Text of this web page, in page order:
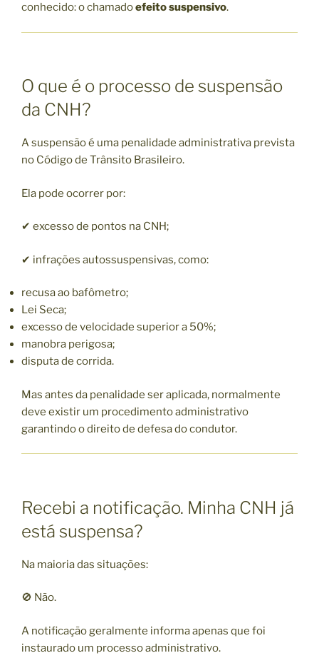
conhecido: o chamadoefeito suspensivo.
O que é o processo de suspensão
da CNH?
A suspensão é uma penalidade administrativa prevista
no Código de Trânsito Brasileiro.
Ela pode ocorrer por:
✔ excesso de pontos na CNH;
✔ infrações autossuspensivas, como:
recusa ao bafômetro;
Lei Seca;
excesso de velocidade superior a 50%;
manobra perigosa;
disputa de corrida.
Mas antes da penalidade ser aplicada, normalmente
deve existir um procedimento administrativo
garantindo o direito de defesa do condutor.
Recebi a notificação. Minha CNH já
está suspensa?
Na maioria das situações:
🚫 Não.
A notificação geralmente informa apenas que foi
instaurado um processo administrativo.